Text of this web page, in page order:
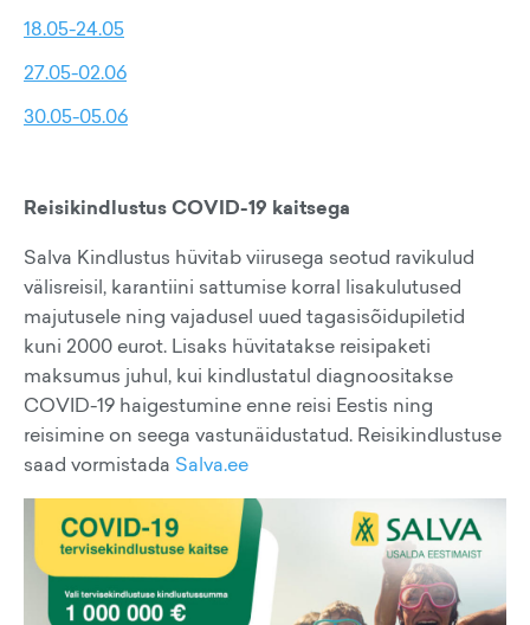
18.05-24.05
27.05-02.06
30.05-05.06
Reisikindlustus COVID-19 kaitsega
Salva Kindlustus hüvitab viirusega seotud ravikulud
välisreisil, karantiini sattumise korral lisakulutused
majutusele ning vajadusel uued tagasisõidupiletid
kuni 2000 eurot. Lisaks hüvitatakse reisipaketi
maksumus juhul, kui kindlustatul diagnoositakse
COVID-19 haigestumine enne reisi Eestis ning
reisimine on seega vastunäidustatud. Reisikindlustuse
saad vormistada Salva.ee